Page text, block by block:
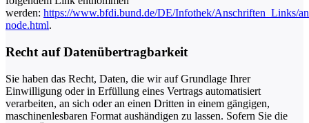
werden: https://www.bfdi.bund.de/DE/Infothek/Anschriften_Links/
node.html.
Recht auf Datenübertragbarkeit
Sie haben das Recht, Daten, die wir auf Grundlage Ihrer
Einwilligung oder in Erfüllung eines Vertrags automatisiert
verarbeiten, an sich oder an einen Dritten in einem gängigen,
maschinenlesbaren Format aushändigen zu lassen. Sofern Sie die